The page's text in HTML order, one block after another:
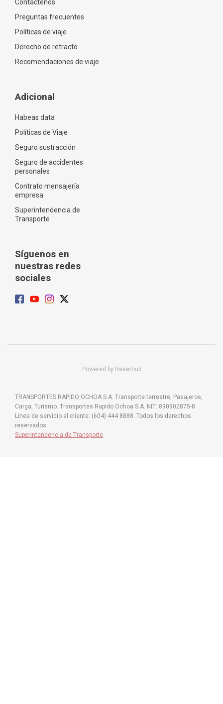
Contáctenos
Preguntas frecuentes
Políticas de viaje
Derecho de retracto
Recomendaciones de viaje
Adicional
Habeas data
Políticas de Viaje
Seguro sustracción
Seguro de accidentes
personales
Contrato mensajería
empresa
Superintendencia de
Transporte
Síguenos en
nuestras redes
sociales
Powered by Reserhub
TRANSPORTES RAPIDO OCHOA S.A. Transporte terrestre, Pasajeros,
Carga, Turismo. Transportes Rapido Ochoa S.A. NIT: 890902875-8
Línea de servicio al cliente: (604) 444 8888. Todos los derechos
reservados.
Superintendencia de Transporte